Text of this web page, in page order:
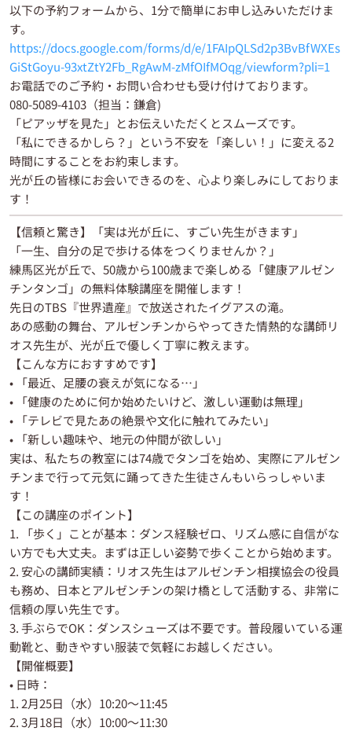
以下の予約フォームから、1分で簡単にお申し込みいただけま
す。
https://docs.google.com/forms/d/e/1FAIpQLSd2p3BvBfWXEs
GiStGoyu-93xtZtY2Fb_RgAwM-zMfOIfMOqg/viewform?pli=1
お電話でのご予約・お問い合わせも受け付けております。
080-5089-4103（担当：鎌倉)
「ピアッザを見た」とお伝えいただくとスムーズです。
「私にできるかしら？」という不安を「楽しい！」に変える2
時間にすることをお約束します。
光が丘の皆様にお会いできるのを、心より楽しみにしておりま
す！
【信頼と驚き】「実は光が丘に、すごい先生がきます」
「一生、自分の足で歩ける体をつくりませんか？」
練馬区光が丘で、50歳から100歳まで楽しめる「健康アルゼン
チンタンゴ」の無料体験講座を開催します！
先日のTBS『世界遺産』で放送されたイグアスの滝。
あの感動の舞台、アルゼンチンからやってきた情熱的な講師リ
オス先生が、光が丘で優しく丁寧に教えます。
【こんな方におすすめです】
• 「最近、足腰の衰えが気になる…」
• 「健康のために何か始めたいけど、激しい運動は無理」
• 「テレビで見たあの絶景や文化に触れてみたい」
• 「新しい趣味や、地元の仲間が欲しい」
実は、私たちの教室には74歳でタンゴを始め、実際にアルゼン
チンまで行って元気に踊ってきた生徒さんもいらっしゃいま
す！
【この講座のポイント】
1. 「歩く」ことが基本：ダンス経験ゼロ、リズム感に自信がな
い方でも大丈夫。まずは正しい姿勢で歩くことから始めます。
2. 安心の講師実績：リオス先生はアルゼンチン相撲協会の役員
も務め、日本とアルゼンチンの架け橋として活動する、非常に
信頼の厚い先生です。
3. 手ぶらでOK：ダンスシューズは不要です。普段履いている運
動靴と、動きやすい服装で気軽にお越しください。
【開催概要】
• 日時：
1. 2月25日（水）10:20〜11:45
2. 3月18日（水）10:00〜11:30